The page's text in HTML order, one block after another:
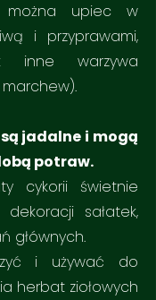
można upiec w
i przyprawami,
inne warzywa
jadalne i mogą
potraw.
cykorii świetnie
sałatek,
głównych.
i używać do
herbat ziołowych